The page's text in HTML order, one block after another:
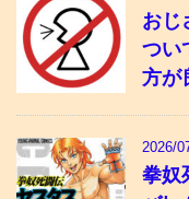
おじ
つい
方が
2026/
拳